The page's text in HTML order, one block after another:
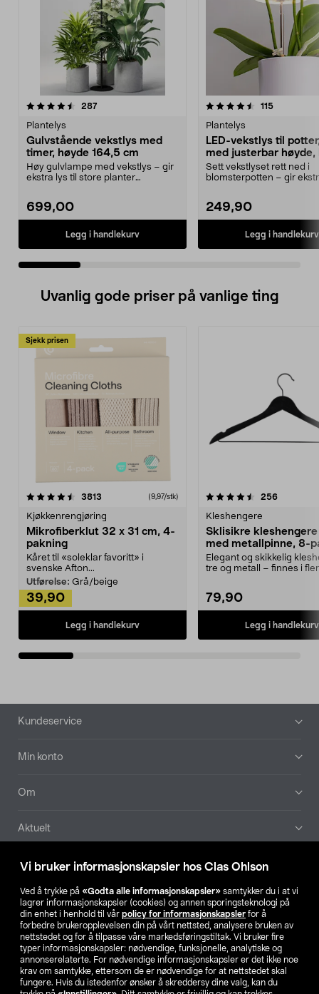
Vi bruker informasjonskapsler hos Clas Ohlson
Ved å trykke på «Godta alle informasjonskapsler» samtykker du i at vi
lagrer informasjonskapsler (cookies) og annen sporingsteknologi på
din enhet i henhold til vår policy for informasjonskapsler for å
forbedre brukeropplevelsen din på vårt nettsted, analysere bruken av
nettstedet og for å tilpasse våre markedsføringstiltak. Vi bruker fire
typer informasjonskapsler: nødvendige, funksjonelle, analytiske og
annonserelaterte. For nødvendige informasjonskapsler er det ikke noe
krav om samtykke, ettersom de er nødvendige for at nettstedet skal
fungere. Hvis du istedenfor ønsker å skreddersy dine valg, kan du
287anmeldelser
Plantelys
Gulvstående vekstlys med
timer, høyde 164,5 cm
Høy gulvlampe med vekstlys – gir
ekstra lys til store planter
699,00
Legg i handlekurv
4.5 av 5 stjerner 115
Plantelys
LED-vekstlys til
med justerbar høyde,
Sett vekstlyset rett ned i
blomsterpotten – gir
249,90
Legg i handlekurv
5.0 av 5 stjerner
Uvanlig gode priser på vanlige ting
Sjekk prisen
3813 anmeldelser(9,97/stk)
Kjøkkenrengjøring
Mikrofiberklut 32 x 31 cm, 4-
pakning
Kåret til «soleklar favoritt» i
svenske Afton...
Utførelse: Grå/beige
39,90
Legg i handlekurv
4.5av 5 stjerner 256
Kleshengere
Sklisikre
med metallpinne, 8-
Elegant og skikkelig
tre og metall – finnes i
79,90
Legg i handlekurv
4.5av 5 stjerner
Bunntekst
Kundeservice
Min konto
Om
Aktuelt
Våre selskaper
Finn din butikk
SE NO FI